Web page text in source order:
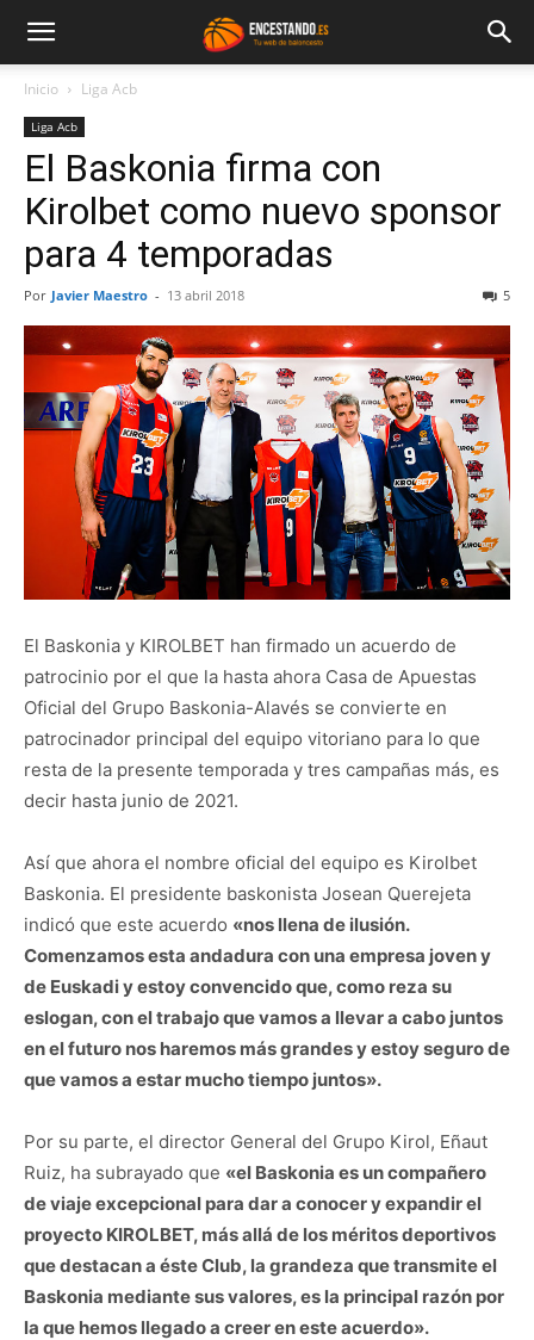
Inicio Liga Acb
Liga Acb
El Baskonia firma con
Kirolbet como nuevo sponsor
para 4 temporadas
Por Javier Maestro - 13 abril 2018 5
El Baskonia y KIROLBET han firmado un acuerdo de
patrocinio por el que la hasta ahora Casa de Apuestas
Oficial del Grupo Baskonia-Alavés se convierte en
patrocinador principal del equipo vitoriano para lo que
resta de la presente temporada y tres campañas más, es
decir hasta junio de 2021.
Así que ahora el nombre oficial del equipo es Kirolbet
Baskonia. El presidente baskonista Josean Querejeta
indicó que este acuerdo «nos llena de ilusión.
Comenzamos esta andadura con una empresa joven y
de Euskadi y estoy convencido que, como reza su
eslogan, con el trabajo que vamos a llevar a cabo juntos
en el futuro nos haremos más grandes y estoy seguro de
que vamos a estar mucho tiempo juntos».
Por su parte, el director General del Grupo Kirol, Eñaut
Ruiz, ha subrayado que «el Baskonia es un compañero
de viaje excepcional para dar a conocer y expandir el
proyecto KIROLBET, más allá de los méritos deportivos
que destacan a éste Club, la grandeza que transmite el
Baskonia mediante sus valores, es la principal razón por
la que hemos llegado a creer en este acuerdo».